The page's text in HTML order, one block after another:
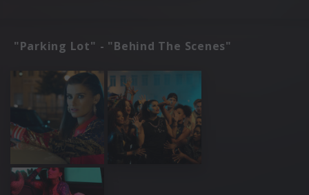
"Parking Lot" - "Behind The Scenes"